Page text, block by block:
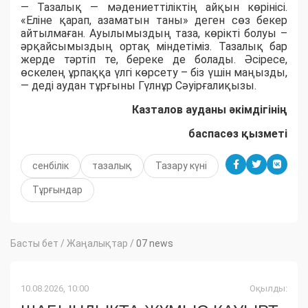
— Тазалық — мәдениеттіліктің айқын көрінісі.
«Еліне қарап, азаматын таны» деген сөз бекер
айтылмаған. Ауылымыздың таза, көрікті болуы –
әрқайсымыздың ортақ міндетіміз. Тазалық бар
жерде тәртіп те, береке де болады. Әсіресе,
өскелең ұрпаққа үлгі көрсету – біз үшін маңызды,
— деді аудан тұрғыны Гүлнұр Сәуірғалиқызы.
Казталов ауданы әкімдігінің
баспасөз қызметі
сенбілік тазалық Тазару күні
Тұрғындар
Басты бет / Жаңалықтар / 07 news
10.08.2026, 10:00 Оқылды: